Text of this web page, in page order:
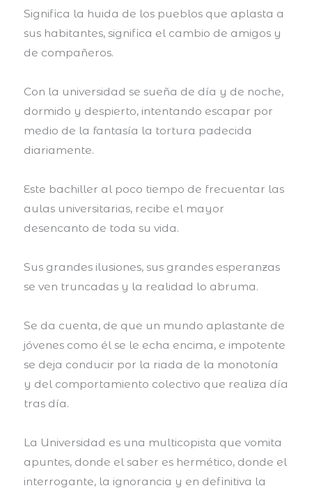
Significa la huida de los pueblos que aplasta a
sus habitantes, significa el cambio de amigos y
de compañeros.
Con la universidad se sueña de día y de noche,
dormido y despierto, intentando escapar por
medio de la fantasía la tortura padecida
diariamente.
Este bachiller al poco tiempo de frecuentar las
aulas universitarias, recibe el mayor
desencanto de toda su vida.
Sus grandes ilusiones, sus grandes esperanzas
se ven truncadas y la realidad lo abruma.
Se da cuenta, de que un mundo aplastante de
jóvenes como él se le echa encima, e impotente
se deja conducir por la riada de la monotonía
y del comportamiento colectivo que realiza día
tras día.
La Universidad es una multicopista que vomita
apuntes, donde el saber es hermético, donde el
interrogante, la ignorancia y en definitiva la